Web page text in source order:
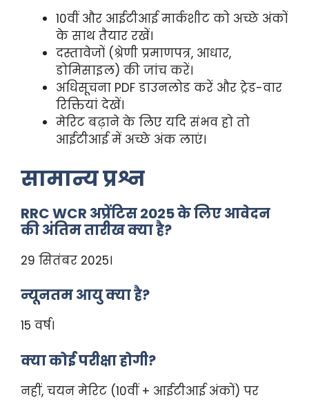
10वीं और आईटीआई मार्कशीट को अच्छे अंकों
के साथ तैयार रखें।
दस्तावेजों (श्रेणी प्रमाणपत्र, आधार,
डोमिसाइल) की जांच करें।
अधिसूचना PDF डाउनलोड करें और ट्रेड-वार
रिक्तियां देखें।
मेरिट बढ़ाने के लिए यदि संभव हो तो
आईटीआई में अच्छे अंक लाएं।
सामान्य प्रश्न
RRC WCR अप्रेंटिस 2025 के लिए आवेदन
की अंतिम तारीख क्या है?
29 सितंबर 2025।
न्यूनतम आयु क्या है?
15 वर्ष।
क्या कोई परीक्षा होगी?
नहीं, चयन मेरिट (10वीं + आईटीआई अंकों) पर